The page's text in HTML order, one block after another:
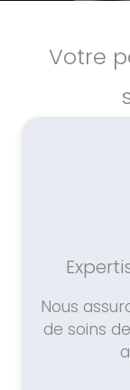
Votre
Nous
de soins